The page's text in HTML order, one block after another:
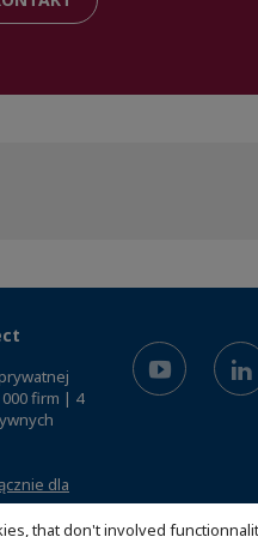
that don't involved
firm | 4
dla